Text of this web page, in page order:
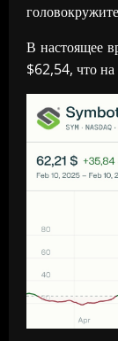
В настоящее
$62,54, что